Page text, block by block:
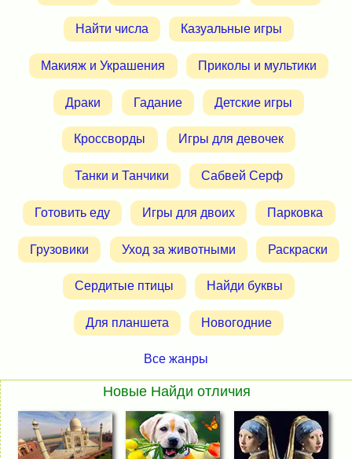
Найти числа Казуальные игры
Макияж и Украшения Приколы и мультики
Драки Гадание Детские игры
Кроссворды Игры для девочек
Танки и Танчики Сабвей Серф
Готовить еду Игры для двоих Парковка
Грузовики Уход за животными Раскраски
Сердитые птицы Найди буквы
Для планшета Новогодние
Все жанры
Новые Найди отличия